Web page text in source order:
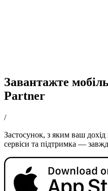
Завантажте
Partner
/
Застосунок, з яким ваш
сервіси та підтримка —